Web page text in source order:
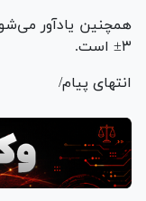
همچنین یادآور
۳± است.
انتهای پیام/